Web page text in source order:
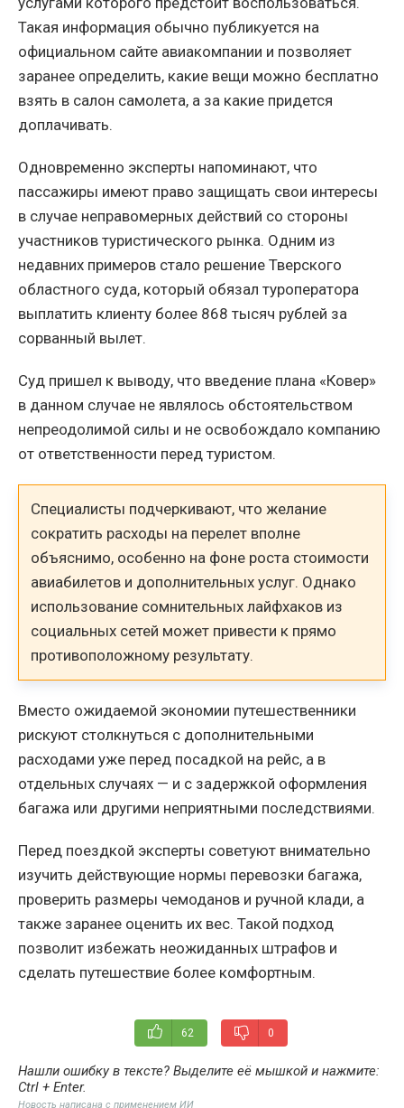
Такая информация обычно публикуется на
официальном сайте авиакомпании и позволяет
заранее определить, какие вещи можно бесплатно
взять в салон самолета, а за какие придется
доплачивать.
Одновременно эксперты напоминают, что
пассажиры имеют право защищать свои интересы
в случае неправомерных действий со стороны
участников туристического рынка. Одним из
недавних примеров стало решение Тверского
областного суда, который обязал туроператора
выплатить клиенту более 868 тысяч рублей за
сорванный вылет.
Суд пришел к выводу, что введение плана «Ковер»
в данном случае не являлось обстоятельством
непреодолимой силы и не освобождало компанию
от ответственности перед туристом.
Специалисты подчеркивают, что желание
сократить расходы на перелет вполне
объяснимо, особенно на фоне роста стоимости
авиабилетов и дополнительных услуг. Однако
использование сомнительных лайфхаков из
социальных сетей может привести к прямо
противоположному результату.
Вместо ожидаемой экономии путешественники
рискуют столкнуться с дополнительными
расходами уже перед посадкой на рейс, а в
отдельных случаях — и с задержкой оформления
багажа или другими неприятными последствиями.
Перед поездкой эксперты советуют внимательно
изучить действующие нормы перевозки багажа,
проверить размеры чемоданов и ручной клади, а
также заранее оценить их вес. Такой подход
позволит избежать неожиданных штрафов и
сделать путешествие более комфортным.
62 0
Нашли ошибку в тексте? Выделите её мышкой и нажмите:
Ctrl + Enter.
Новость написана с применением ИИ